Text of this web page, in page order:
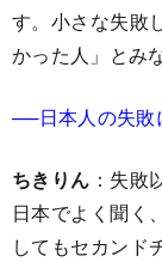
す。小さな失敗
かった人」とみ
──日本人の失敗
ちきりん ：失敗
日本でよく聞く
してもセカンド